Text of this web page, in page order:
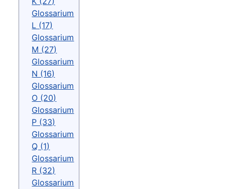
Glossarium
L (17)
Glossarium
M (27)
Glossarium
N (16)
Glossarium
O (20)
Glossarium
P (33)
Glossarium
Q (1)
Glossarium
R (32)
Glossarium